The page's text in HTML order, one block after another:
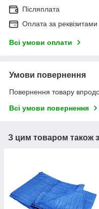
Післяплата
Оплата за реквізитами
Всі умови оплати
Умови повернення
Повернення товару
Всі умови повернення
З цим товаром також